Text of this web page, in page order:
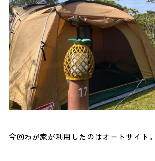
今回わが家が利用したのはオートサイト。